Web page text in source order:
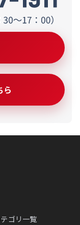
ら
ゴリ一覧